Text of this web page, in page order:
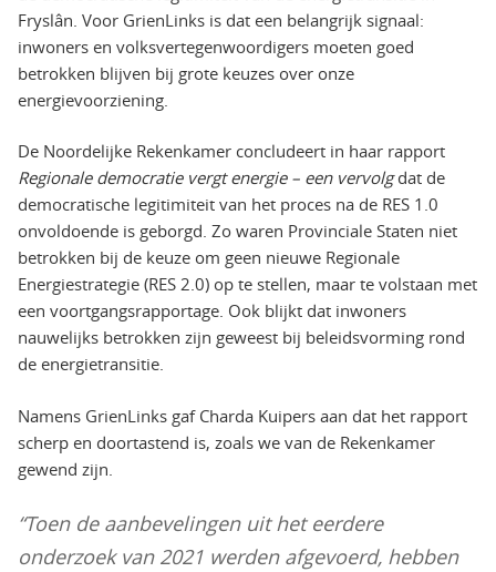
Fryslân. Voor GrienLinks is dat een belangrijk signaal:
inwoners en volksvertegenwoordigers moeten goed
betrokken blijven bij grote keuzes over onze
energievoorziening.
De Noordelijke Rekenkamer concludeert in haar rapport
Regionale democratie vergt energie – een vervolgdat de
democratische legitimiteit van het proces na de RES 1.0
onvoldoende is geborgd. Zo waren Provinciale Staten niet
betrokken bij de keuze om geen nieuwe Regionale
Energiestrategie (RES 2.0) op te stellen, maar te volstaan met
een voortgangsrapportage. Ook blijkt dat inwoners
nauwelijks betrokken zijn geweest bij beleidsvorming rond
de energietransitie.
Namens GrienLinks gaf Charda Kuipers aan dat het rapport
scherp en doortastend is, zoals we van de Rekenkamer
gewend zijn.
“Toen de aanbevelingen uit het eerdere
onderzoek van 2021 werden afgevoerd, hebben